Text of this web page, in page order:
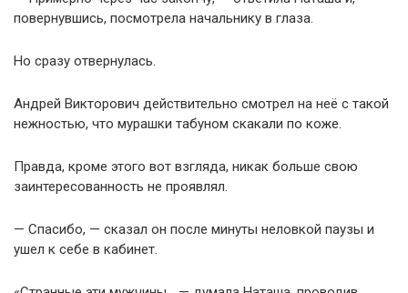
повернувшись, посмотрела начальнику в глаза.
Но сразу отвернулась.
Андрей Викторович действительно смотрел на неё с такой
нежностью, что мурашки табуном скакали по коже.
Правда, кроме этого вот взгляда, никак больше свою
заинтересованность не проявлял.
— Спасибо, — сказал он после минуты неловкой паузы и
ушел к себе в кабинет.